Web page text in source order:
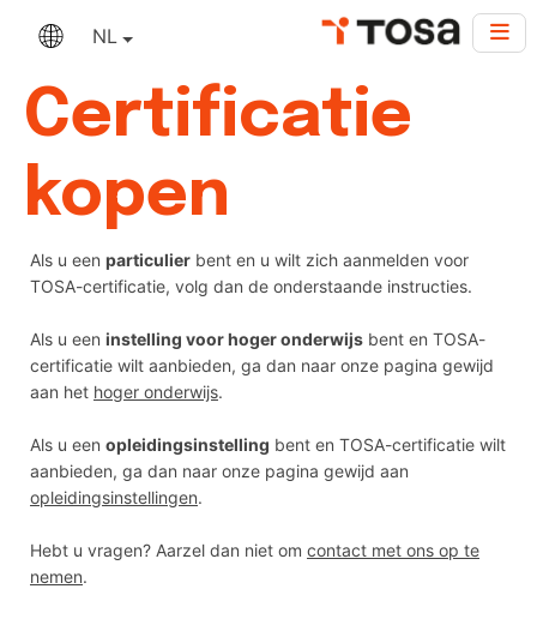
NL
Certificatie
kopen
Als u een particulier bent en u wilt zich aanmelden voor
TOSA-certificatie, volg dan de onderstaande instructies.
Als u een instelling voor hoger onderwijs bent en TOSA-
certificatie wilt aanbieden, ga dan naar onze pagina gewijd
aan het hoger onderwijs.
Als u een opleidingsinstelling bent en TOSA-certificatie wilt
aanbieden, ga dan naar onze pagina gewijd aan
opleidingsinstellingen.
Hebt u vragen? Aarzel dan niet om contact met ons op te
nemen.